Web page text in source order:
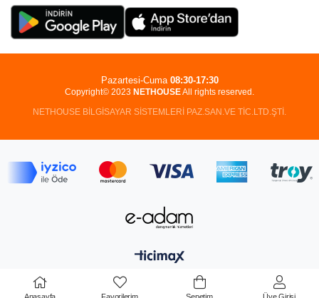
Copyright© 2023 NETHOUSEAll rights reserved.
NETHOUSE BİLGİSAYAR SİSTEMLERİ PAZ.SAN.VE TİC.LTD.ŞTİ.
Pazartesi-Cuma 08:30-17:30